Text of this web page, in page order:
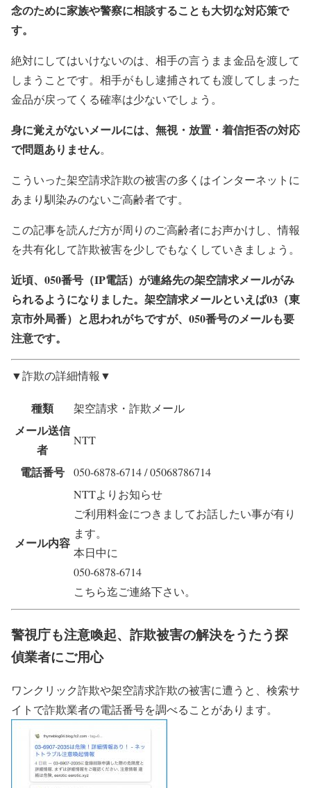
念のために家族や警察に相談することも大切な対応策で
す。
絶対にしてはいけないのは、相手の言うまま金品を渡して
しまうことです。相手がもし逮捕されても渡してしまった
金品が戻ってくる確率は少ないでしょう。
身に覚えがないメールには、無視・放置・着信拒否の対応
で問題ありません。
こういった架空請求詐欺の被害の多くはインターネットに
あまり馴染みのないご高齢者です。
この記事を読んだ方が周りのご高齢者にお声かけし、情報
を共有化して詐欺被害を少しでもなくしていきましょう。
近頃、050番号（IP電話）が連絡先の架空請求メールがみ
られるようになりました。架空請求メールといえば03（東
京市外局番）と思われがちですが、050番号のメールも要
注意です。
▼詐欺の詳細情報▼
種類 架空請求・詐欺メール
メール送信
者
NTT
電話番号 050-6878-6714 / 05068786714
メール内容
NTTよりお知らせ
ご利用料金につきましてお話したい事が有り
ます。
本日中に
050-6878-6714
こちら迄ご連絡下さい。
警視庁も注意喚起、詐欺被害の解決をうたう探
偵業者にご用心
ワンクリック詐欺や架空請求詐欺の被害に遭うと、検索サ
イトで詐欺業者の電話番号を調べることがあります。